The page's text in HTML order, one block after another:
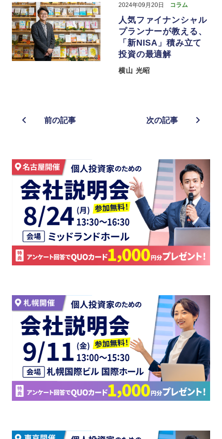
2024年09月20日 コラム
人気ファイナンシャル
プランナーが教える、
「新NISA」積み立て
投資の最適解
横山 光昭
前の記事 次の記事